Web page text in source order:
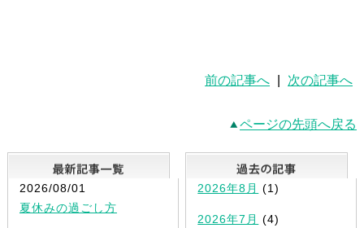
前の記事へ 次の記事へ
ページの先頭へ戻る
最新記事一覧
2026/08/01
夏休みの過ごし方
2026年8月 (1)
2026年7月 (4)